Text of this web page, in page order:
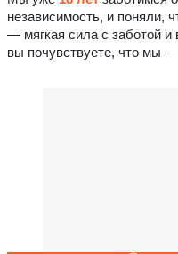
независимость, и поняли,
— мягкая сила с заботой и
вы почувствуете, что мы